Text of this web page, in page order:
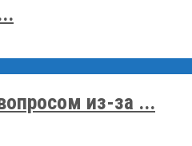
из-за ...